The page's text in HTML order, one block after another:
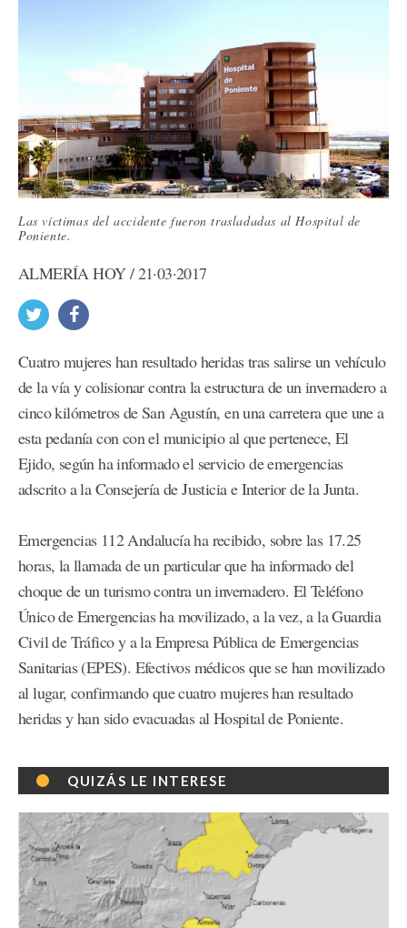
Las víctimas del accidente fueron trasladadas al Hospital de
Poniente.
ALMERÍA HOY / 21·03·2017
Cuatro mujeres han resultado heridas tras salirse un vehículo
de la vía y colisionar contra la estructura de un invernadero a
cinco kilómetros de San Agustín, en una carretera que une a
esta pedanía con con el municipio al que pertenece, El
Ejido, según ha informado el servicio de emergencias
adscrito a la Consejería de Justicia e Interior de la Junta.
Emergencias 112 Andalucía ha recibido, sobre las 17.25
horas, la llamada de un particular que ha informado del
choque de un turismo contra un invernadero. El Teléfono
Único de Emergencias ha movilizado, a la vez, a la Guardia
Civil de Tráfico y a la Empresa Pública de Emergencias
Sanitarias (EPES). Efectivos médicos que se han movilizado
al lugar, confirmando que cuatro mujeres han resultado
heridas y han sido evacuadas al Hospital de Poniente.
QUIZÁS LE INTERESE